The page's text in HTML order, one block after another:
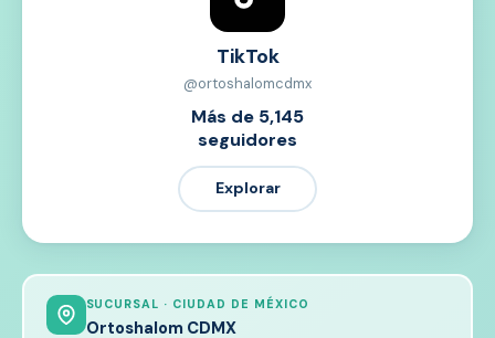
TikTok
@ortoshalomcdmx
Más de 5,145
seguidores
Explorar
SUCURSAL · CIUDAD DE MÉXICO
Ortoshalom CDMX